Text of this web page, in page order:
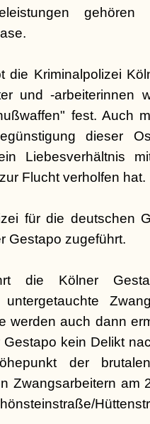
die Kriminalpolizei
und -arbeiterinnen
fest. Auch
dieser
Liebesverhältnis
Flucht verholfen hat.
für die deutschen
Gestapo zugeführt.
die Kölner
untergetauchte
werden auch dann
kein Delikt
der
Zwangsarbeitern am